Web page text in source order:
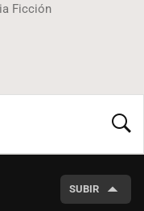
Ficción
SUBIR